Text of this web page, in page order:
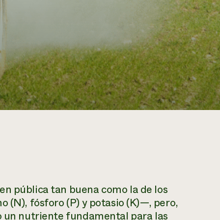
pública tan buena como la de los
fósforo (P) y potasio (K)—, pero,
un nutriente fundamental para las